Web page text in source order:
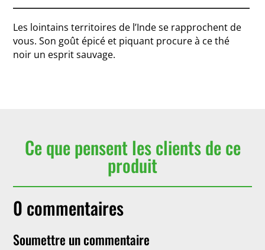
Les lointains territoires de l’Inde se rapprochent de
vous. Son goût épicé et piquant procure à ce thé
noir un esprit sauvage.
Ce que pensent les clients de ce
produit
0 commentaires
Soumettre un commentaire